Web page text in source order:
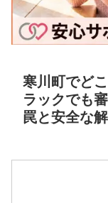
寒川町でど
ラックでも
罠と安全な